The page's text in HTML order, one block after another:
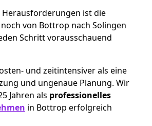
ist die
von Bottrop nach Solingen
Schritt vorausschauend
und zeitintensiver als eine
und ungenaue Planung. Wir
Jahren als professionelles
in Bottrop erfolgreich